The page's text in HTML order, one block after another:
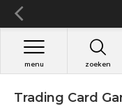
zoeken
menu
Trading Card